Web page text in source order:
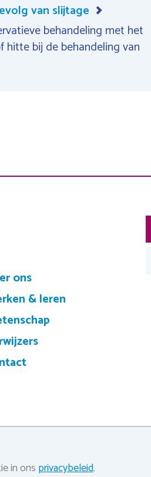
van slijtage
behandeling met het
hitte bij de behandeling van
ons
& leren
in ons privacybeleid.